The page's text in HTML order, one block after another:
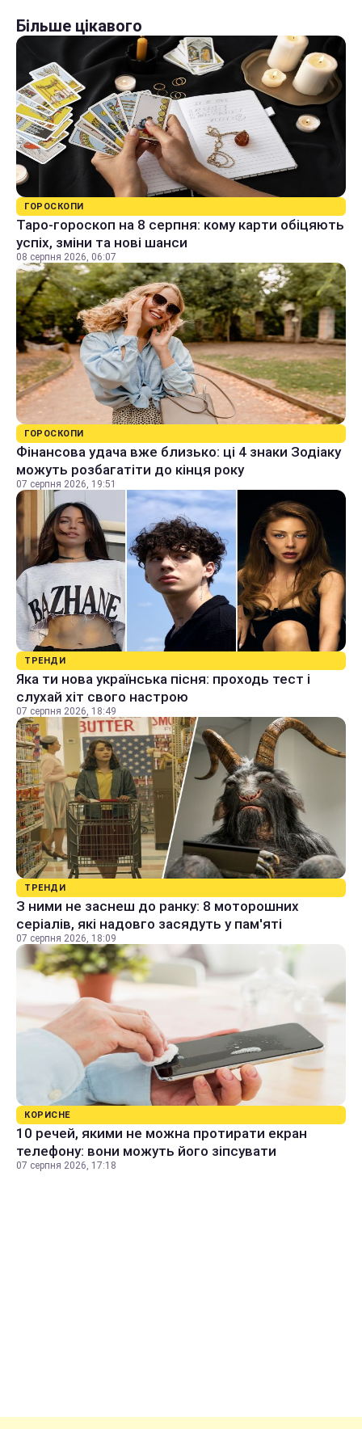
Більше цікавого
ГОРОСКОПИ
Таро-гороскоп на 8 серпня: кому карти обіцяють
успіх, зміни та нові шанси
08 серпня 2026, 06:07
ГОРОСКОПИ
Фінансова удача вже близько: ці 4 знаки Зодіаку
можуть розбагатіти до кінця року
07 серпня 2026, 19:51
ТРЕНДИ
Яка ти нова українська пісня: проходь тест і
слухай хіт свого настрою
07 серпня 2026, 18:49
ТРЕНДИ
З ними не заснеш до ранку: 8 моторошних
серіалів, які надовго засядуть у пам'яті
07 серпня 2026, 18:09
КОРИСНЕ
10 речей, якими не можна протирати екран
телефону: вони можуть його зіпсувати
07 серпня 2026, 17:18